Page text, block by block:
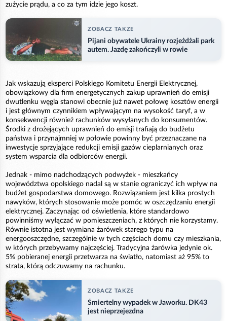
zużycie prądu, a co za tym idzie jego koszt.
ZOBACZ TAKZE
Pijani obywatele Ukrainy rozjeżdżali park
autem. Jazdę zakończyli w rowie
Jak wskazują eksperci Polskiego Komitetu Energii Elektrycznej,
obowiązkowy dla firm energetycznych zakup uprawnień do emisji
dwutlenku węgla stanowi obecnie już nawet połowę kosztów energii
i jest głównym czynnikiem wpływającym na wysokość taryf, a w
konsekwencji również rachunków wysyłanych do konsumentów.
Środki z drożejących uprawnień do emisji trafiają do budżetu
państwa i przynajmniej w połowie powinny być przeznaczane na
inwestycje sprzyjające redukcji emisji gazów cieplarnianych oraz
system wsparcia dla odbiorców energii.
Jednak - mimo nadchodzących podwyżek - mieszkańcy
województwa opolskiego nadal są w stanie ograniczyć ich wpływ na
budżet gospodarstwa domowego. Rozwiązaniem jest kilka prostych
nawyków, których stosowanie może pomóc w oszczędzaniu energii
elektrycznej. Zaczynając od oświetlenia, które standardowo
powinniśmy wyłączać w pomieszczeniach, z których nie korzystamy.
Równie istotna jest wymiana żarówek starego typu na
energooszczędne, szczególnie w tych częściach domu czy mieszkania,
w których przebywamy najczęściej. Tradycyjna żarówka jedynie ok.
5% pobieranej energii przetwarza na światło, natomiast aż 95% to
strata, którą odczuwamy na rachunku.
ZOBACZ TAKZE
Śmiertelny wypadek w Jaworku. DK43
jest nieprzejezdna